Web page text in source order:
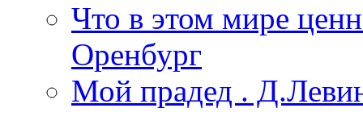
Что в этом мире
Оренбург
Мой прадед .